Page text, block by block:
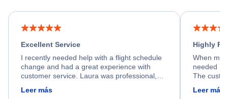
Excellent Service
I recently needed help with a flight schedule
change and had a great experience with
customer service. Laura was professional,
friendly, and very helpful throughout the
process. She quickly found a solution and
Leer más
Highly
When my
needed
The
calm,
Leer más